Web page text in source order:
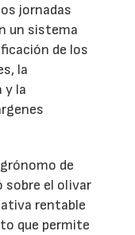
jornadas
un sistema
de los
la
y la
de
sobre el olivar
rentable
que permite